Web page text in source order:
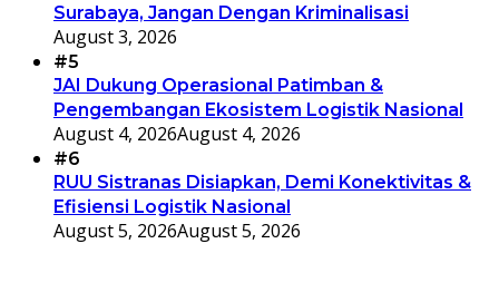
Surabaya, Jangan Dengan Kriminalisasi
August 3, 2026
#5
JAI Dukung Operasional Patimban &
Pengembangan Ekosistem Logistik Nasional
August 4, 2026August 4, 2026
#6
RUU Sistranas Disiapkan, Demi Konektivitas &
Efisiensi Logistik Nasional
August 5, 2026August 5, 2026